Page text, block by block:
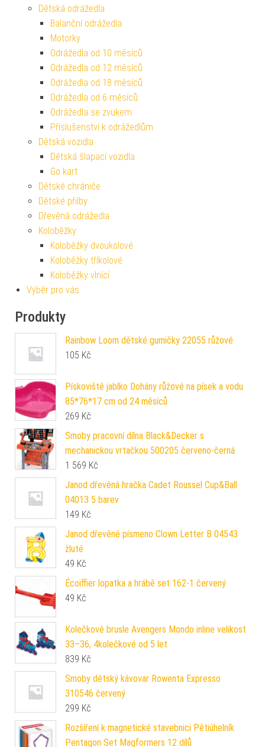
Dětská odrážedla
Balanční odrážedla
Motorky
Odrážedla od 10 měsíců
Odrážedla od 12 měsíců
Odrážedla od 18 měsíců
Odrážedla od 6 měsíců
Odrážedla se zvukem
Příslušenství k odrážedlům
Dětská vozidla
Dětská šlapací vozidla
Go kart
Dětské chrániče
Dětské přilby
Dřevěná odrážedla
Koloběžky
Koloběžky dvoukolové
Koloběžky tříkolové
Koloběžky vlnící
Výběr pro vás
Produkty
Rainbow Loom dětské gumičky 22055 růžové
105 Kč
Pískoviště jablko Dohány růžové na písek a vodu
85*76*17 cm od 24 měsíců
269 Kč
Smoby pracovní dílna Black&Decker s
mechanickou vrtačkou 500205 červeno-černá
1 569 Kč
Janod dřevěná hračka Cadet Roussel Cup&Ball
04013 5 barev
149 Kč
Janod dřevěné písmeno Clown Letter B 04543
žluté
49 Kč
Écoiffier lopatka a hrábě set 162-1 červený
49 Kč
Kolečkové brusle Avengers Mondo inline velikost
33–36, 4kolečkové od 5 let
839 Kč
Smoby dětský kávovar Rowenta Expresso
310546 červený
299 Kč
Rozšíření k magnetické stavebnici Pětiúhelník
Pentagon Set Magformers 12 dílů